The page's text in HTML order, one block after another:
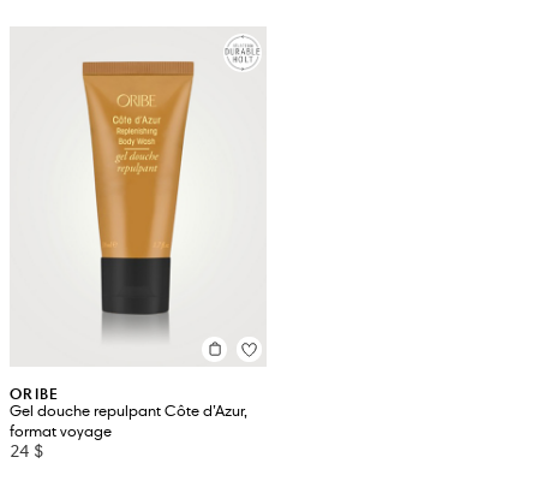
ORIBE
Gel douche repulpant Côte d’Azur,
format voyage
24 $